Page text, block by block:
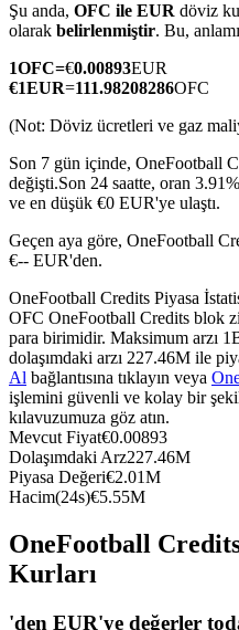
Hisse senetleri, döviz,
USDC Vadeli İşlemleri
Kopya Ticaret
En iyi traderlarla
Şu anda, OFC ile EUR döviz
olarak belirlenmiştir. Bu,
1OFC=€0.00893EUR
€1EUR=111.98208286OFC
(Not: Döviz ücretleri ve gaz
Son 7 gün içinde, OneFootball
değişti.Son 24 saatte, oran
ve en düşük €0 EUR'ye ulaştı.
Geçen aya göre, OneFootball
€-- EUR'den.
OneFootball Credits Piyasa
OFC OneFootball Credits blok
para birimidir. Maksimum arzı
dolaşımdaki arzı 227.46M ile
Al bağlantısına tıklayın veya
işlemini güvenli ve kolay bir
kılavuzumuza göz atın.
Mevcut Fiyat€0.00893
Dolaşımdaki Arz227.46M
Piyasa Değeri€2.01M
Hacim(24s)€5.55M
OneFootball
Kurları
'den EUR'ye değerler